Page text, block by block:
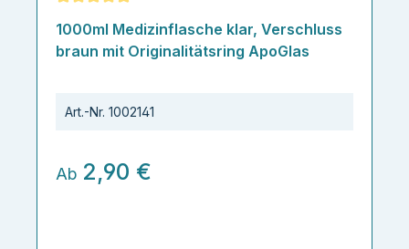
Durchschnittliche Bewertung von 5 von 5 Sternen
1000ml Medizinflasche klar, Verschluss
braun mit Originalitätsring ApoGlas
Art.-Nr. 1002141
Ab 2,90 €